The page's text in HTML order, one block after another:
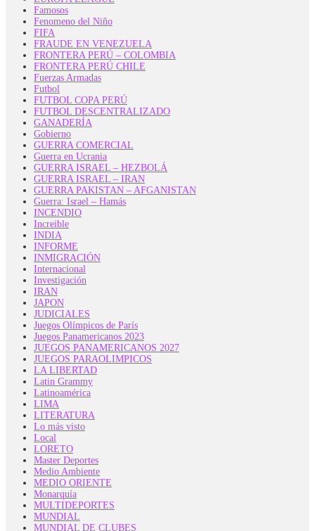
Famosos
Fenomeno del Niño
FIFA
FRAUDE EN VENEZUELA
FRONTERA PERÚ – COLOMBIA
FRONTERA PERÚ CHILE
Fuerzas Armadas
Futbol
FUTBOL COPA PERÚ
FUTBOL DESCENTRALIZADO
GANADERÍA
Gobierno
GUERRA COMERCIAL
Guerra en Ucrania
GUERRA ISRAEL – HEZBOLÁ
GUERRA ISRAEL – IRAN
GUERRA PAKISTAN – AFGANISTAN
Guerra: Israel – Hamás
INCENDIO
Increible
INDIA
INFORME
INMIGRACIÓN
Internacional
Investigación
IRAN
JAPON
JUDICIALES
Juegos Olímpicos de París
Juegos Panamericanos 2023
JUEGOS PANAMERICANOS 2027
JUEGOS PARAOLIMPICOS
LA LIBERTAD
Latin Grammy
Latinoamérica
LIMA
LITERATURA
Lo más visto
Local
LORETO
Master Deportes
Medio Ambiente
MEDIO ORIENTE
Monarquía
MULTIDEPORTES
MUNDIAL
MUNDIAL DE CLUBES